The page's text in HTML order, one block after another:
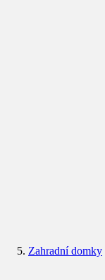
Zahradní domky